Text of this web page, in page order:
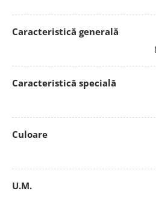
Caracteristică generală
Caracteristică specială
Culoare
U.M.